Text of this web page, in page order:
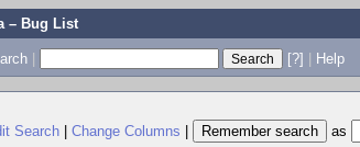
– Bug List
| [?] | Help
Search Change Columns
as